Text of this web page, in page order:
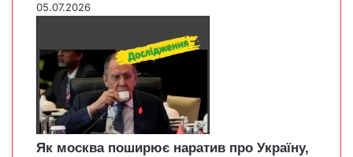
05.07.2026
Як москва поширює наратив про Україну,